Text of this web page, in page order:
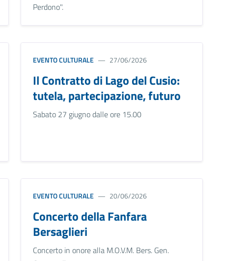
Perdono".
EVENTO CULTURALE 27/06/2026
Il Contratto di Lago del Cusio:
tutela, partecipazione, futuro
Sabato 27 giugno dalle ore 15.00
EVENTO CULTURALE 20/06/2026
Concerto della Fanfara
Bersaglieri
Concerto in onore alla M.O.V.M. Bers. Gen.